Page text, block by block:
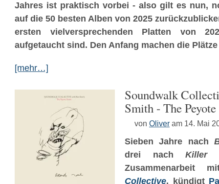
Jahres ist praktisch vorbei - also gilt es nun,
auf die 50 besten Alben von 2025
ersten vielversprechenden Platten von
aufgetaucht sind. Den Anfang machen die
[mehr…]
Soundwalk
Smith ‎- The
von Oliver am 14. Mai
Sieben Jahre nach
drei nachKiller
Zusammenarbeit
Collective, kündigt